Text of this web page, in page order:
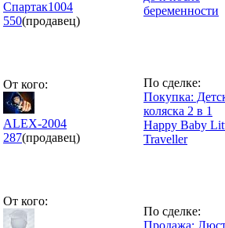
Спартак1004
550(продавец)
беременности
От кого:
ALEX-2004
287(продавец)
По сделке:
Покупка:
коляска 2 в 1
Happy Baby
Traveller
От кого:
По сделке:
Продажа: